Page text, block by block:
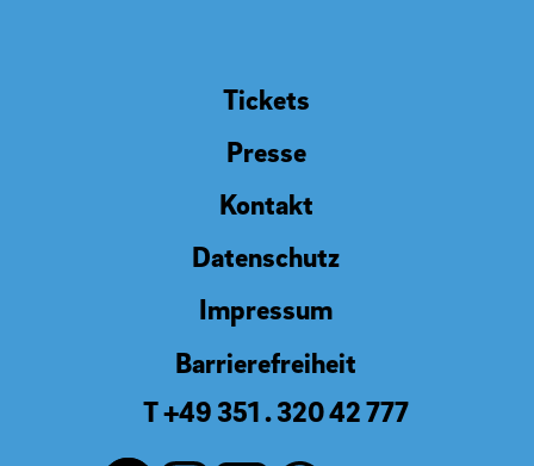
Tickets
Presse
Kontakt
Datenschutz
Impressum
Barrierefreiheit
T +49 351 . 320 42 777